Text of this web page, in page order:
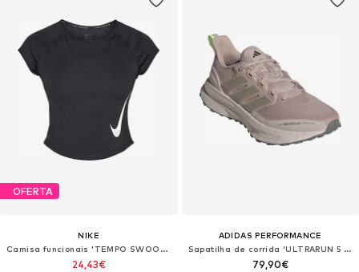
OFERTA
NIKE
Camisa funcionais 'TEMPO SWOOSH'
24,43€
ADIDAS PERFORMANCE
Sapatilha de corrida 'ULTRARUN 5 TR'
79,90€